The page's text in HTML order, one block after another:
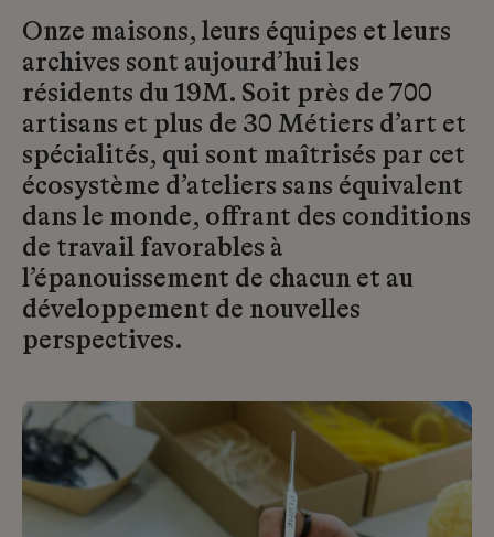
Onze maisons, leurs équipes et leurs
archives sont aujourd’hui les
résidents du 19M. Soit près de 700
artisans et plus de 30 Métiers d’art et
spécialités, qui sont maîtrisés par cet
écosystème d’ateliers sans équivalent
dans le monde, offrant des conditions
de travail favorables à
l’épanouissement de chacun et au
développement de nouvelles
perspectives.